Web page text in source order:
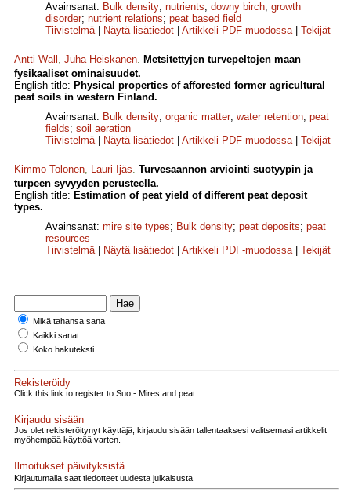
Avainsanat: Bulk density; nutrients; downy birch; growth
disorder; nutrient relations; peat based field
Tiivistelmä| Näytä lisätiedot Artikkeli PDF-muodossa| Tekijät
Antti Wall , Juha Heiskanen. Metsitettyjen turvepeltojen maan
fysikaaliset ominaisuudet.
English title: Physical properties of afforested former agricultural
peat soils in western Finland.
Avainsanat: Bulk density; organic matter; water retention; peat
fields; soil aeration
Tiivistelmä| Näytä lisätiedot Artikkeli PDF-muodossa| Tekijät
Kimmo Tolonen, Lauri Ijäs. Turvesaannon arviointi suotyypin ja
turpeen syvyyden perusteella.
English title: Estimation of peat yield of different peat deposit
types.
Avainsanat: mire site types; Bulk density; peat deposits; peat
resources
Tiivistelmä| Näytä lisätiedot Artikkeli PDF-muodossa| Tekijät
Mikä tahansa sana
Kaikki sanat
Koko hakuteksti
Rekisteröidy
Click this link to register to Suo - Mires and peat.
Kirjaudu sisään
Jos olet rekisteröitynyt käyttäjä, kirjaudu sisään tallentaaksesi valitsemasi artikkelit
myöhempää käyttöä varten.
Ilmoitukset päivityksistä
Kirjautumalla saat tiedotteet uudesta julkaisusta